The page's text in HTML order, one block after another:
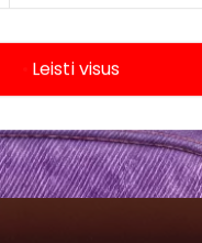
Leisti visus